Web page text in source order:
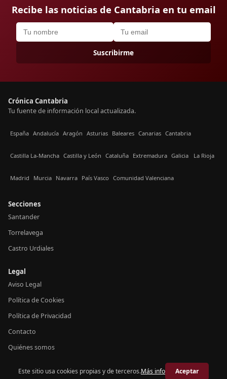
Recibe las noticias de Cantabria en tu email
Suscribirme
Crónica Cantabria
Tu fuente de información local actualizada.
España Andalucía Aragón Asturias Baleares Canarias Cantabria
Castilla La-Mancha Castilla y León Cataluña Extremadura Galicia La Rioja
Madrid Murcia Navarra País Vasco Comunidad Valenciana
Secciones
Santander
Torrelavega
Castro Urdiales
Legal
Aviso Legal
Política de Cookies
Política de Privacidad
Contacto
Quiénes somos
© 2026 Crónica Cantabria
Este sitio usa cookies propias y de terceros.Más info Aceptar